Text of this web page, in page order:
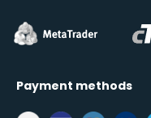
Payment methods